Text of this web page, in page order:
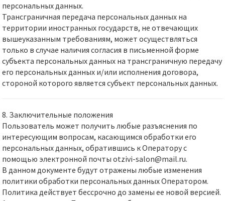
персональных данных.
Трансграничная передача персональных данных на
территории иностранных государств, не отвечающих
вышеуказанным требованиям, может осуществляться
только в случае наличия согласия в письменной форме
субъекта персональных данных на трансграничную передачу
его персональных данных и/или исполнения договора,
стороной которого является субъект персональных данных.
8. Заключительные положения
Пользователь может получить любые разъяснения по
интересующим вопросам, касающимся обработки его
персональных данных, обратившись к Оператору с
помощью электронной почты otzivi-salon@mail.ru.
В данном документе будут отражены любые изменения
политики обработки персональных данных Оператором.
Политика действует бессрочно до замены ее новой версией.